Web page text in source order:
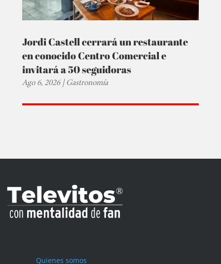
Jordi Castell cerrará un restaurante
en conocido Centro Comercial e
invitará a 50 seguidoras
Ago 6, 2026|Gastronomía
Quienes somos